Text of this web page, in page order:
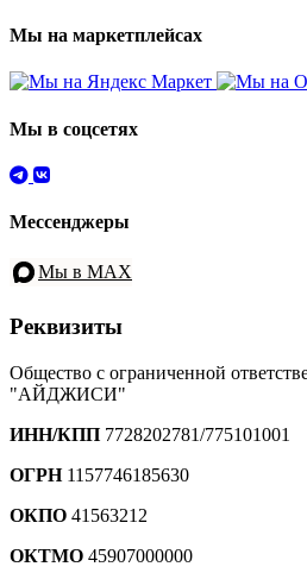
Мы на маркетплейсах
Мы в соцсетях
Мессенджеры
Мы в MAX
Реквизиты
Общество с ограниченной
"АЙДЖИСИ"
ИНН/КПП 7728202781/775101001
ОГРН1157746185630
ОКПО 41563212
ОКТМО 45907000000